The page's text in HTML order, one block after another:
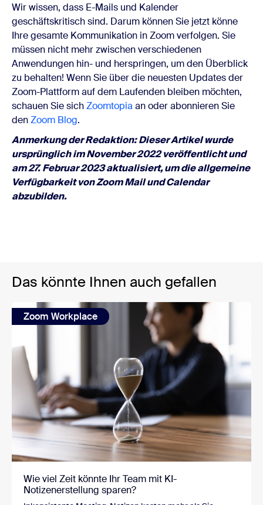
Wir wissen, dass E-Mails und Kalender
geschäftskritisch sind. Darum können Sie jetzt könne
Ihre gesamte Kommunikation in Zoom verfolgen. Sie
müssen nicht mehr zwischen verschiedenen
Anwendungen hin- und herspringen, um den Überblick
zu behalten! Wenn Sie über die neuesten Updates der
Zoom-Plattform auf dem Laufenden bleiben möchten,
schauen Sie sichZoomtopia an oder abonnieren Sie
denZoom Blog.
Anmerkung der Redaktion: Dieser Artikel wurde
ursprünglich im November 2022 veröffentlicht und
am 27. Februar 2023 aktualisiert, um die allgemeine
Verfügbarkeit von Zoom Mail und Calendar
abzubilden.
Das könnte Ihnen auch gefallen
Zoom Workplace
Wie viel Zeit könnte Ihr Team mit KI-
Notizenerstellung sparen?